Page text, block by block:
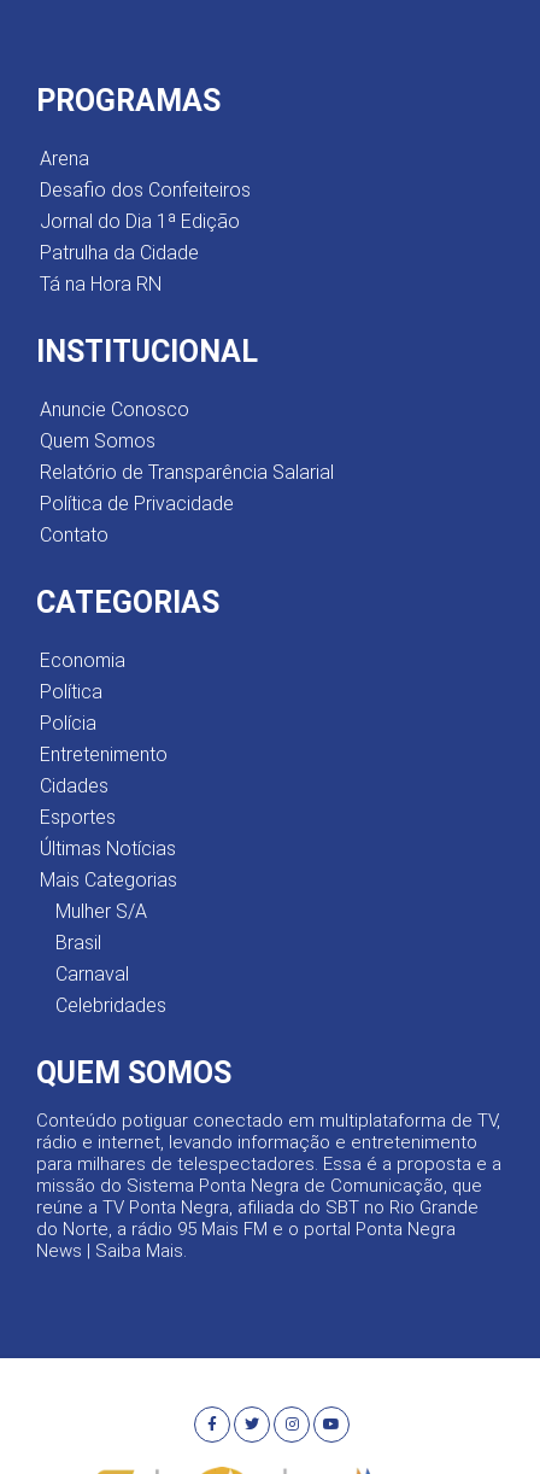
PROGRAMAS
Arena
Desafio dos Confeiteiros
Jornal do Dia 1ª Edição
Patrulha da Cidade
Tá na Hora RN
INSTITUCIONAL
Anuncie Conosco
Quem Somos
Relatório de Transparência Salarial
Política de Privacidade
Contato
CATEGORIAS
Economia
Política
Polícia
Entretenimento
Cidades
Esportes
Últimas Notícias
Mais Categorias
Mulher S/A
Brasil
Carnaval
Celebridades
QUEM SOMOS
Conteúdo potiguar conectado em multiplataforma de TV,
rádio e internet, levando informação e entretenimento
para milhares de telespectadores. Essa é a proposta e a
missão do Sistema Ponta Negra de Comunicação, que
reúne a TV Ponta Negra, afiliada do SBT no Rio Grande
do Norte, a rádio 95 Mais FM e o portal Ponta Negra
News | Saiba Mais.